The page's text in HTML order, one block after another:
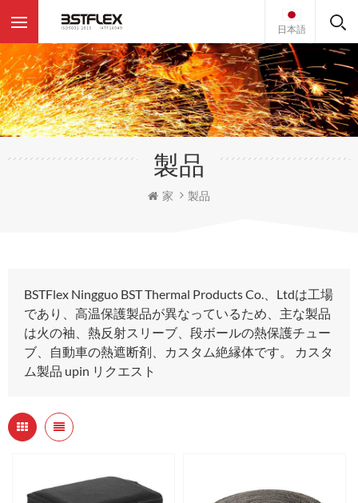
日本語
製品
家 製品
BSTFlex Ningguo BST Thermal Products Co.、Ltdは工場
であり、高温保護製品が異なっているため、主な製品
は火の袖、熱反射スリーブ、段ボールの熱保護チュー
ブ、自動車の熱遮断剤、カスタム絶縁体です。 カスタ
ム製品 upin リクエスト